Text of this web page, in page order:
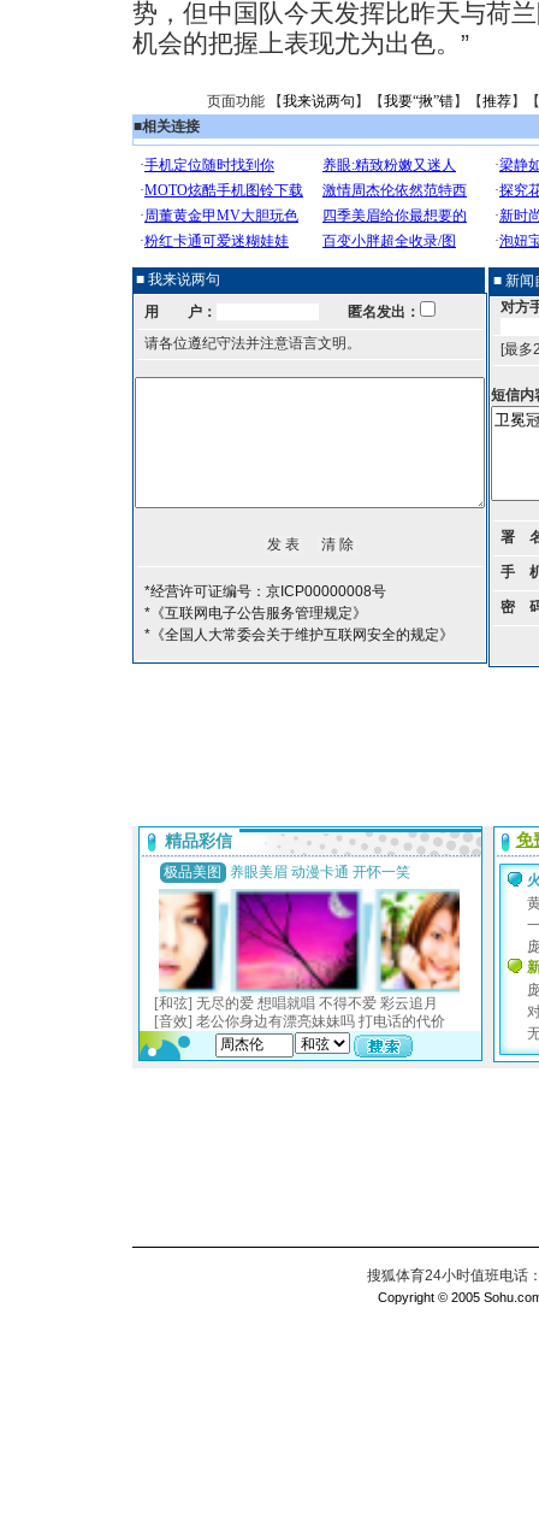
势，但中国队今天发挥比昨天与荷
机会的把握上表现尤为出色。”
页面功能 【我来说两句 】【我要“揪”错】【推荐】
■相关连接
■ 我来说两句
用 户：
匿名发出：
请各位遵纪守法并注意语言文明。
*经营许可证编号：京ICP00000008号
*《互联网电子公告服务管理规定》
*《全国人大常委会关于维护互联网安全的规定》
■ 新闻
对方
[最多
短信内
署
手
密
搜狐体育24小时值班电话
Copyright © 2005